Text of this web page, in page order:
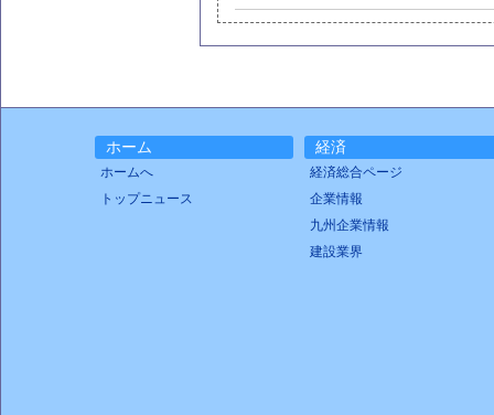
ホーム
ホームへ
トップニュース
経済
経済総合ページ
企業情報
九州企業情報
建設業界